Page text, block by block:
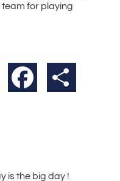
for playing
Email Facebook
is the big day !